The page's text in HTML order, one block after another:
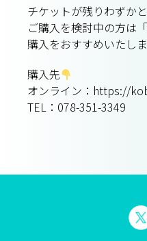
チケットが残りわずか
ご購入を検討中の方は
購入をおすすめいたしま
購入先
オンライン：https://
TEL：078-351-3349